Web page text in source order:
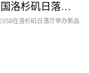
拓源新思传媒海外案例|美国洛杉矶日落厅·VAPORESSO新品发布会
在洛杉矶日落厅举办新品